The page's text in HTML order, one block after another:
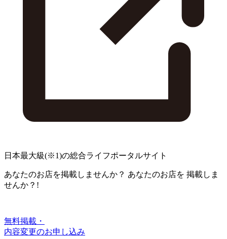
日本最大級(※1)の総合ライフポータルサイト
あなたのお店を掲載しませんか？ あなたのお店を 掲載しま
せんか？!
無料掲載・
内容変更のお申し込み